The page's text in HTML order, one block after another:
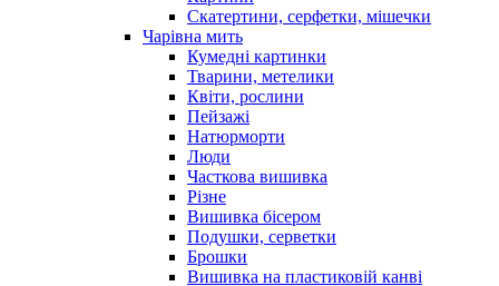
Скатертини, серфетки, мішечки
Чарiвна мить
Кумедні картинки
Тварини, метелики
Квіти, рослини
Пейзажі
Натюрморти
Люди
Часткова вишивка
Різне
Вишивка бісером
Подушки, серветки
Брошки
Вишивка на пластиковій канві